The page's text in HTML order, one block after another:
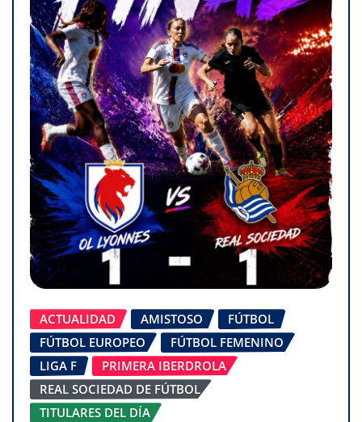
ACTUALIDAD AMISTOSO
FÚTBOL
FÚTBOL EUROPEO
FÚTBOL FEMENINO
LIGA F
PRIMERA IBERDROLA
REAL SOCIEDAD DE FÚTBOL
TITULARES DEL DÍA